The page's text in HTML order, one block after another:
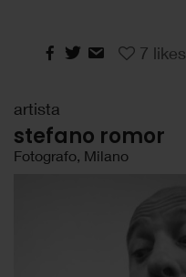
7 likes
artista
stefano romor
Fotografo, Milano